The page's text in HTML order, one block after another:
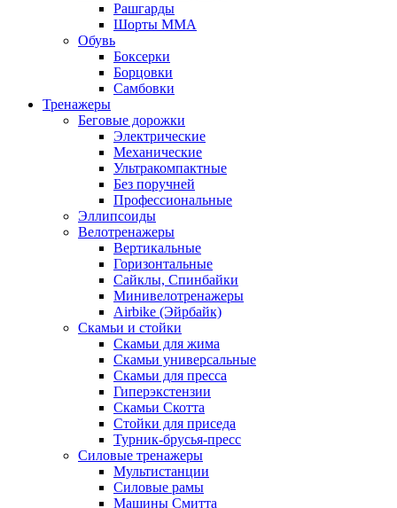
Рашгарды
Шорты MMA
Обувь
Боксерки
Борцовки
Самбовки
Тренажеры
Беговые дорожки
Электрические
Механические
Ультракомпактные
Без поручней
Профессиональные
Эллипсоиды
Велотренажеры
Вертикальные
Горизонтальные
Сайклы, Спинбайки
Минивелотренажеры
Airbike (Эйрбайк)
Скамьи и стойки
Скамьи для жима
Скамьи универсальные
Скамьи для пресса
Гиперэкстензии
Скамьи Скотта
Стойки для приседа
Турник-брусья-пресс
Силовые тренажеры
Мультистанции
Силовые рамы
Машины Смитта